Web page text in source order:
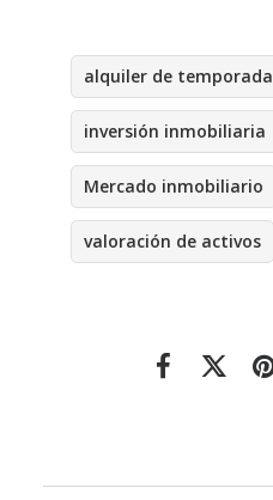
alquiler de temporada
inversión inmobiliaria
Mercado inmobiliario
valoración de activos